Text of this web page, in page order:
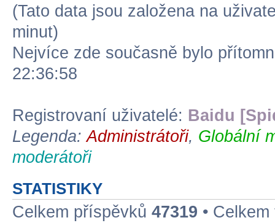
(Tato data jsou založena na
minut)
Nejvíce zde současně bylo
22:36:58
Registrovaní uživatelé: Baidu
Legenda:Administrátoři, Globální
moderátoři
STATISTIKY
Celkem příspěvků 47319 •